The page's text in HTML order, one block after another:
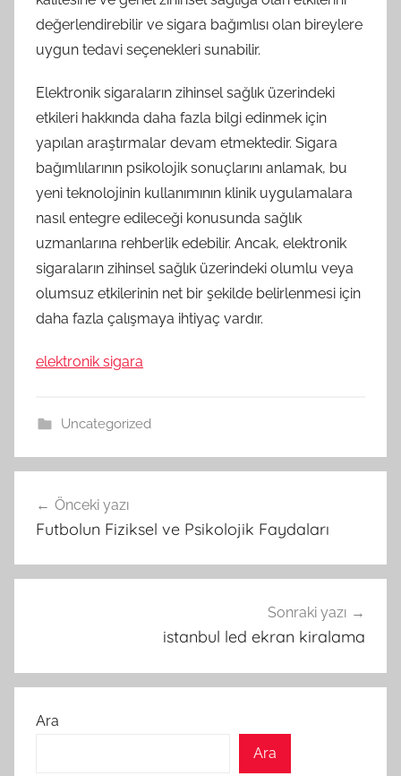
değerlendirebilir ve sigara bağımlısı olan bireylere
uygun tedavi seçenekleri sunabilir.
Elektronik sigaraların zihinsel sağlık üzerindeki
etkileri hakkında daha fazla bilgi edinmek için
yapılan araştırmalar devam etmektedir. Sigara
bağımlılarının psikolojik sonuçlarını anlamak, bu
yeni teknolojinin kullanımının klinik uygulamalara
nasıl entegre edileceği konusunda sağlık
uzmanlarına rehberlik edebilir. Ancak, elektronik
sigaraların zihinsel sağlık üzerindeki olumlu veya
olumsuz etkilerinin net bir şekilde belirlenmesi için
daha fazla çalışmaya ihtiyaç vardır.
elektronik sigara
Uncategorized
gezinmesi
Önceki yazı
Futbolun Fiziksel ve Psikolojik Faydaları
Sonraki yazı
istanbul led ekran kiralama
Ara
Ara